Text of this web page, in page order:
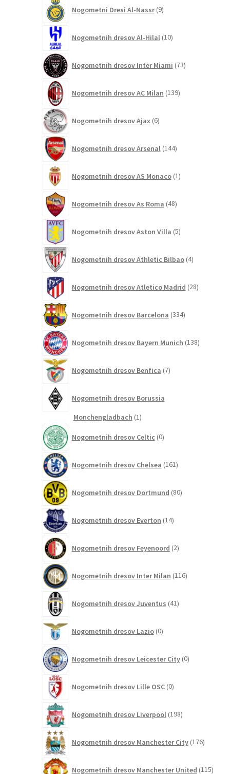
Nogometni Dresi Al-Nassr 9izdelkov
Nogometnih dresov Al-Hilal 10izdelkov
Nogometnih dresov Inter Miami 73izdelkov
Nogometnih dresov AC Milan 139izdelkov
Nogometnih dresov Ajax 6izdelkov
Nogometnih dresov Arsenal 144izdelkov
Nogometnih dresov AS Monaco 1izdelek
Nogometnih dresov As Roma 48izdelkov
Nogometnih dresov Aston Villa 5izdelkov
Nogometnih dresov Athletic Bilbao 4izdelki
Nogometnih dresov Atletico Madrid 28izdelkov
Nogometnih dresov Barcelona 334izdelkov
Nogometnih dresov Bayern Munich 138izdelkov
Nogometnih dresov Benfica 7izdelkov
Nogometnih dresov Borussia
Monchengladbach 11
Nogometnih dresov Celtic 0izdelkov
Nogometnih dresov Chelsea 161izdelkov
Nogometnih dresov Dortmund 80izdelkov
Nogometnih dresov Everton 14izdelkov
Nogometnih dresov Feyenoord 2izdelka
Nogometnih dresov Inter Milan 116izdelkov
Nogometnih dresov Juventus 41izdelkov
Nogometnih dresov Lazio 0izdelkov
Nogometnih dresov Leicester City 0izdelkov
Nogometnih dresov Lille OSC 0izdelkov
Nogometnih dresov Liverpool 198izdelkov
Nogometnih dresov Manchester City 176izdelkov
Nogometnih dresov Manchester United 115